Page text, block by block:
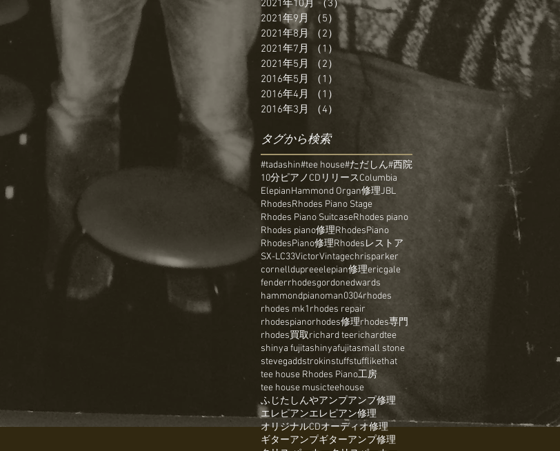
2021年10月 （3）3件の記事
2021年9月
（5） 5件の記事
2021年8月
（2）
2件の記事
2021年7月
（1）
1件の記事
2021年5月
（2）
2件の記事
2016年5月
（1）
2016年4月
（1）
2016年3月
（4）
タグから検索
#tadashin#tee house#ただしん#西院
10分ピアノ CDリリースColumbia
ElepianHammond Organ修理JBL
RhodesRhodes Piano Stage
Rhodes Piano SuitcaseRhodes piano
Rhodes piano修理RhodesPiano
RhodesPiano修理Rhodesレストア
SX-LC33VictorVintagechrisparker
cornelldupreeelepian修理ericgale
fenderrhodesgordonedwards
hammondpianoman0304rhodes
rhodes mk1rhodes repair
rhodespianorhodes修理rhodes専門
rhodes買取richard teerichardtee
shinya fujitashinyafujitasmall stone
stevegaddstrokinstuffstufflikethat
tee house Rhodes Piano工房
tee house musicteehouse
ふじたしんやアンプアンプ修理
エレピアンエレピアン修理
オリジナルCDオーディオ修理
ギターアンプギターアンプ修理